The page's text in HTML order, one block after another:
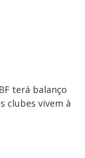
terá balanço
clubes vivem à